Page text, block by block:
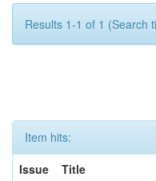
Results 1-1 of 1 (Search
Item hits:
Issue
Title